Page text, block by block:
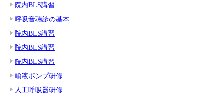
院内BLS講習
呼吸音聴診の基本
院内BLS講習
院内BLS講習
院内BLS講習
輸液ポンプ研修
人工呼吸器研修